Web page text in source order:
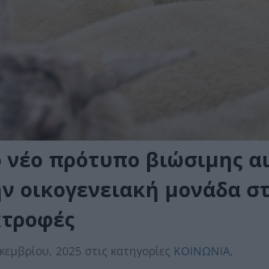
νέο πρότυπο βιώσιμης
οικογενειακή μονάδα
2025 στις κατηγορίες ΚΟΙΝΩΝΙΑ,